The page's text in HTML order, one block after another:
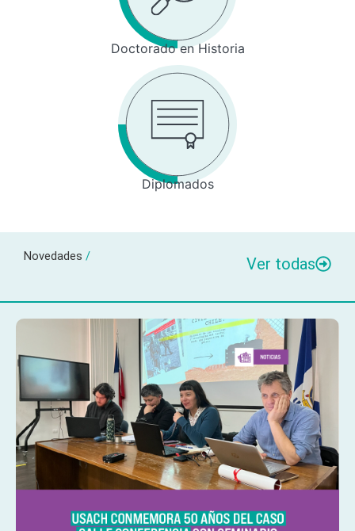
Doctorado en Historia
Diplomados
Novedades / Ver todas